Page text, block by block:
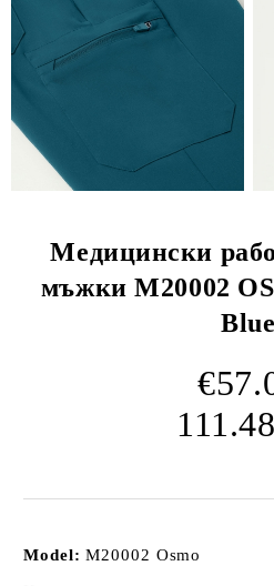
Медицински
мъжки M20002
Blue
Model: M20002 Osmo